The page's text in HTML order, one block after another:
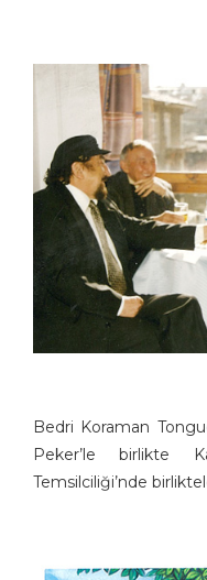
Bedri Koraman
Peker’le birlikte
Temsilciliği’nde